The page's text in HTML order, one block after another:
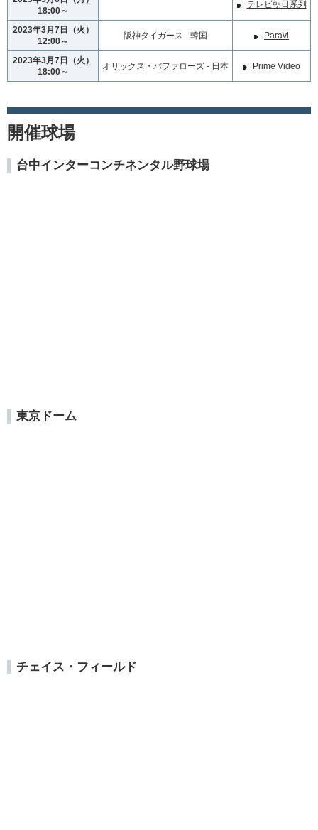
18:00～
テレビ朝日系列
2023年3月7日（火）
12:00～
阪神タイガース - 韓国 Paravi
2023年3月7日（火）
18:00～
オリックス・バファローズ - 日本 Prime Video
開催球場
台中インターコンチネンタル野球場
東京ドーム
チェイス・フィールド